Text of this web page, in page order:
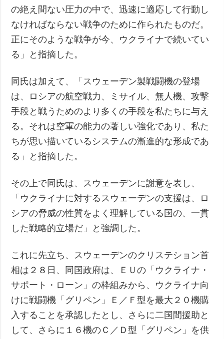
の絶え間ない圧力の中で、迅速に適応して行動し
なければならない戦争のために作られたものだ。
正にそのような戦争が今、ウクライナで続いてい
る」と指摘した。
同氏は加えて、「スウェーデン製戦闘機の登場
は、ロシアの航空戦力、ミサイル、無人機、攻撃
手段と戦うためのより多くの手段を私たちに与え
る。それは空軍の能力の著しい強化であり、私た
ちが思い描いているシステムの漸進的な形成であ
る」と指摘した。
その上で同氏は、スウェーデンに謝意を表し、
「ウクライナに対するスウェーデンの支援は、ロ
シアの脅威の性質をよく理解している国の、一貫
した戦略的立場だ」と強調した。
これに先立ち、スウェーデンのクリステション首
相は２８日、同国政府は、ＥＵの「ウクライナ・
サポート・ローン」の枠組みから、ウクライナ向
けに戦闘機「グリペン」Ｅ／Ｆ型を最大２０機購
入することを承認したとし、さらに二国間援助と
して、さらに１６機のＣ／Ｄ型「グリペン」を供